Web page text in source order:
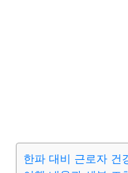
한파 대비 근로자 건